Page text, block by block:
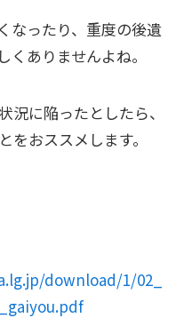
なったり、重度の後遺
ありませんよね。
況に陥ったとしたら、
おススメします。
download/1/02_